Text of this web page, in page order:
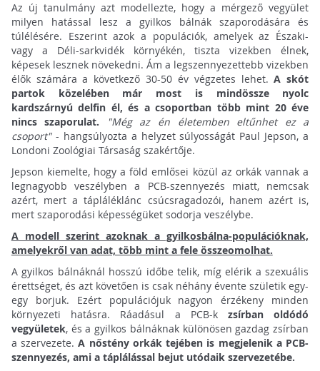
Az új tanulmány azt modellezte, hogy a mérgező vegyület
milyen hatással lesz a gyilkos bálnák szaporodására és
túlélésére. Eszerint azok a populációk, amelyek az Északi-
vagy a Déli-sarkvidék környékén, tiszta vizekben élnek,
képesek lesznek növekedni. Ám a legszennyezettebb vizekben
élők számára a következő 30-50 év végzetes lehet.A skót
partok közelében már most is mindössze nyolc
kardszárnyú delfin él, és a csoportban több mint 20 éve
nincs szaporulat.
"Még az én életemben eltűnhet ez a
csoport"- hangsúlyozta a helyzet súlyosságát Paul Jepson, a
Londoni Zoológiai Társaság szakértője.
Jepson kiemelte, hogy a föld emlősei közül az orkák vannak a
legnagyobb veszélyben a PCB-szennyezés miatt, nemcsak
azért, mert a tápláléklánc csúcsragadozói, hanem azért is,
mert szaporodási képességüket sodorja veszélybe.
A modell szerint azoknak a gyilkosbálna-populációknak,
amelyekről van adat, több mint a fele összeomolhat.
A gyilkos bálnáknál hosszú időbe telik, míg elérik a szexuális
érettséget, és azt követően is csak néhány évente születik egy-
egy borjuk. Ezért populációjuk nagyon érzékeny minden
környezeti hatásra. Ráadásul a PCB-k zsírban oldódó
vegyületek, és a gyilkos bálnáknak különösen gazdag zsírban
a szervezete.A nőstény orkák tejében is megjelenik a PCB-
szennyezés, ami a táplálással bejut utódaik szervezetébe.